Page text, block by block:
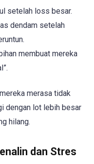
setelah loss besar.
dendam setelah
membuat mereka
merasa tidak
dengan lot lebih besar
hilang.
dan Stres